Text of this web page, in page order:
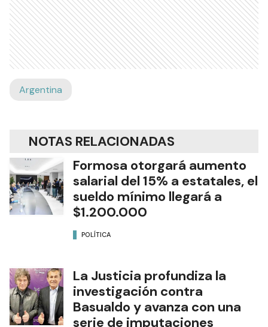
Argentina
NOTAS RELACIONADAS
Formosa otorgará aumento
salarial del 15% a estatales, el
sueldo mínimo llegará a
$1.200.000
POLÍTICA
La Justicia profundiza la
investigación contra
Basualdo y avanza con una
serie de imputaciones